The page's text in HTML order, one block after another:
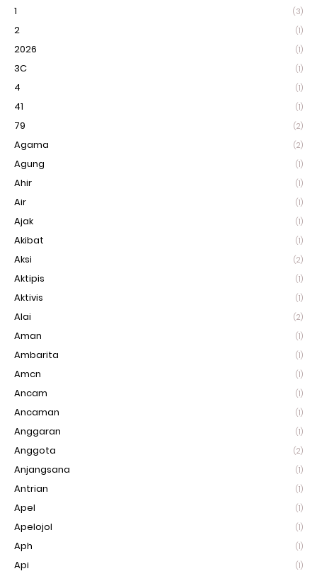
1 (3)
2 (1)
2026 (1)
3C (1)
4 (1)
41 (1)
79 (2)
Agama (2)
Agung (1)
Ahir (1)
Air (1)
Ajak (1)
Akibat (1)
Aksi (2)
Aktipis (1)
Aktivis (1)
Alai (2)
Aman (1)
Ambarita (1)
Amcn (1)
Ancam (1)
Ancaman (1)
Anggaran (1)
Anggota (2)
Anjangsana (1)
Antrian (1)
Apel (1)
Apelojol (1)
Aph (1)
Api (1)